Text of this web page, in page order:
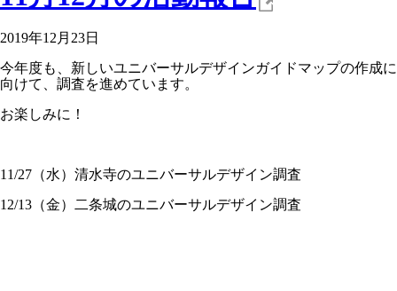
2019年12月23日
今年度も、新しいユニバーサルデザインガイドマップの作成に
向けて、調査を進めています。
お楽しみに！
11/27（水）清水寺のユニバーサルデザイン調査
12/13（金）二条城のユニバーサルデザイン調査